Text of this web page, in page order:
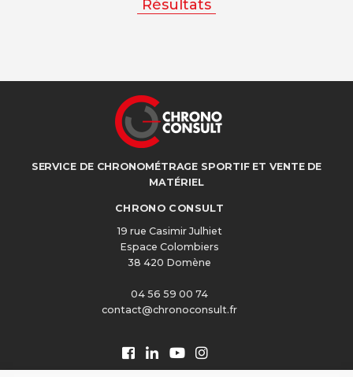
Résultats
SERVICE DE CHRONOMÉTRAGE SPORTIF ET VENTE DE
MATÉRIEL
CHRONO CONSULT
19 rue Casimir Julhiet
Espace Colombiers
38 420 Domène
04 56 59 00 74
contact@chronoconsult.fr